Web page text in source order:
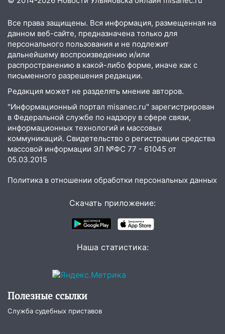
пешеходы. Обзор крупных аварий в
Ульяновской области
08:30 Поджог со свечой, 16 сгоревших
домов и выстрел за водку
07:50 Какая погоды будет днем 8
августа
06:45 Императорский мост в
Ульяновске останется закрытым до
утра 10 августа
05:18
Судьба готовит сюрприз: гороскоп
на 8 августа — кому повезет с
встреча
В Ульяновской области объявили
07.08.2026
Ульяновские аграрии смогут
купить тракторы с отсрочкой платежа
состоялось торжественное
мероприятие, приуроченное к
празднованию Дня сотрудника органов
Все права защищены. Вся информация, размещенная на
данном веб-сайте, предназначена только для
персонального пользования и не подлежит
дальнейшему воспроизведению и/или
распространению в какой-либо форме, иначе как с
письменного разрешения редакции.
Редакция может не разделять мнение авторов.
"Информационный портал misanec.ru" зарегистрирован
в Федеральной службе по надзору в сфере связи,
информационных технологий и массовых
коммуникаций. Свидетельство о регистрации средства
массовой информации ЭЛ №ФС 77 - 61045 от
05.03.2015
Политика в отношении обработки персональных данных
Скачать приложение:
Наша статистика:
Полезные ссылки
Служба судебных приставов